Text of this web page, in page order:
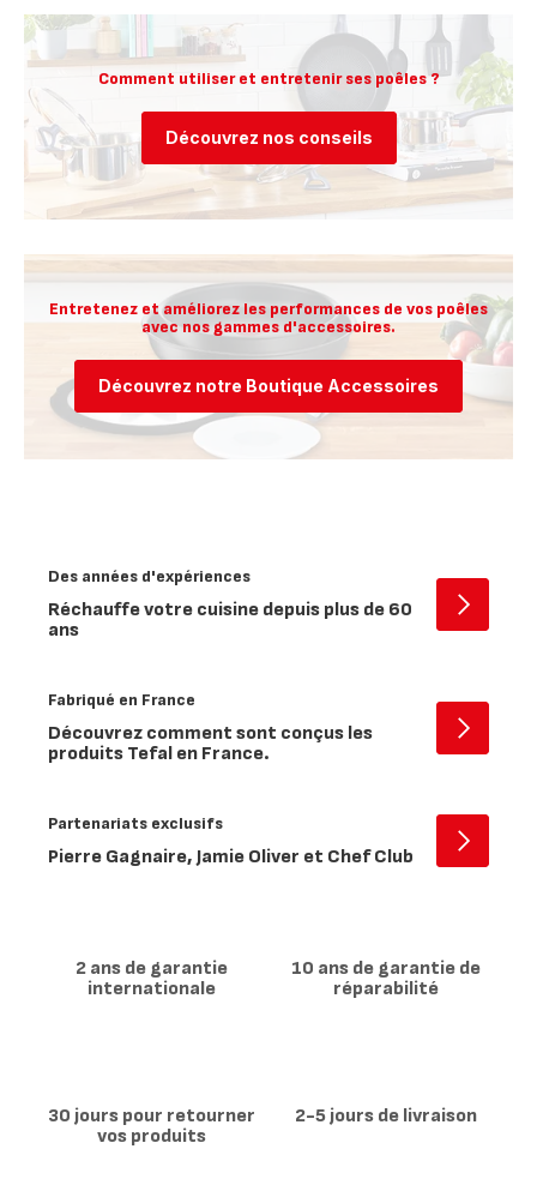
Comment utiliser et entretenir ses poêles ?
Découvrez nos conseils
Entretenez et améliorez les performances de vos poêles
avec nos gammes d'accessoires.
Découvrez notre Boutique Accessoires
Des années d'expériences
Réchauffe votre cuisine depuis plus de 60
ans
Ouvrir
-
Fabriqué en France
Découvrez comment sont conçus les
produits Tefal en France.
Ouvrir
-
France
Partenariats exclusifs
Pierre Gagnaire, Jamie Oliver et Chef Club
Ouvrir
2 ans de garantie
internationale
10 ans de garantie de
réparabilité
30 jours pour retourner
vos produits
2-5 jours de livraison